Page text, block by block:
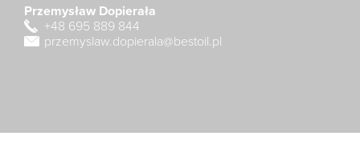
Przemysław Dopierała
+48 695 889 844
przemyslaw.dopierala@bestoil.pl